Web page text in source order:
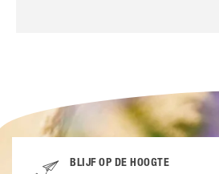
BLIJF OP DE HOOGTE